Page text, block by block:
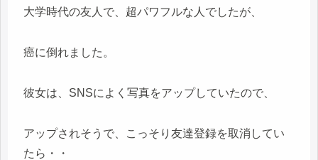
大学時代の友人で、超パワフルな人でしたが、
癌に倒れました。
彼女は、SNSによく写真をアップしていたので、
アップされそうで、こっそり友達登録を取消してい
たら・・